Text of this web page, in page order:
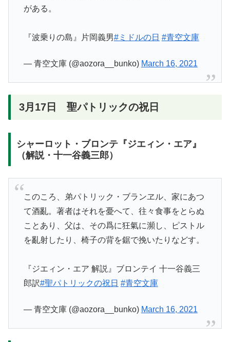
がある。
『波乗りの島』片岡義男#ミドルの日 #青空文庫
— 青空文庫 (@aozora__bunko) March 16, 2021
3月17日 聖パトリックの祝日
シャーロット・ブロンテ『ジエィン・エア』
（解説・十一谷義三郎）
このころ、弟パトリック・ブランヱル、家にあつ
て酒亂。著者はそれを憂へて、往々食事をとらぬ
ことあり、父は、その爲に狂氣に瀕し、ピストル
を亂射したり、椅子の背を鋸で挽いたりなどす。
『ジエィン・エア 解説』ブロンテイ 十一谷義三
郎訳#聖パトリックの祝日 #青空文庫
— 青空文庫 (@aozora__bunko) March 16, 2021